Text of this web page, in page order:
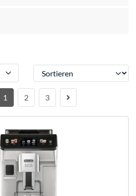
Sortieren
1 2 3